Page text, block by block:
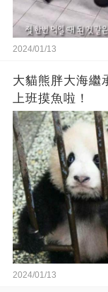
2024/01/13
大貓熊胖大海繼
上班摸魚啦！
2024/01/13